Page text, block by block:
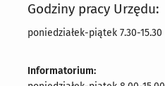
Godziny pracy Urzędu:
poniedziałek-piątek 7.30-15.30
Informatorium: